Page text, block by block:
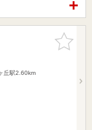
お気に入
りに追加
丘駅2.60km